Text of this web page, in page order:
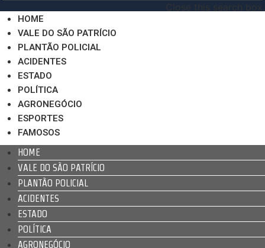
Close this search box.
HOME
VALE DO SÃO PATRÍCIO
PLANTÃO POLICIAL
ACIDENTES
ESTADO
POLÍTICA
AGRONEGÓCIO
ESPORTES
FAMOSOS
HOME
VALE DO SÃO PATRÍCIO
PLANTÃO POLICIAL
ACIDENTES
ESTADO
POLÍTICA
AGRONEGÓCIO